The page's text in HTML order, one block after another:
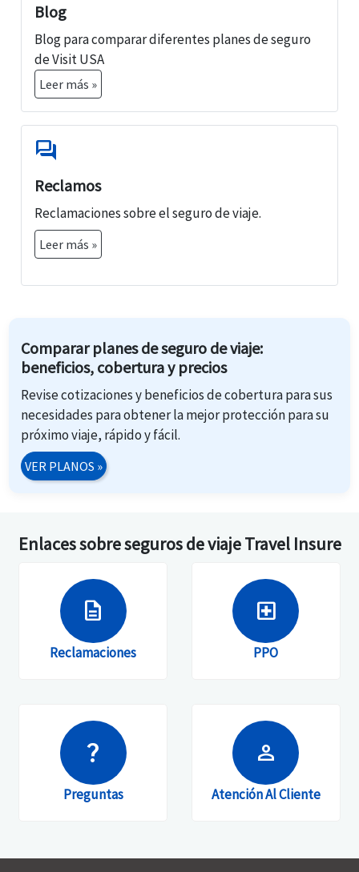
Blog
Blog para comparar diferentes planes de seguro
de Visit USA
Leer más »
forum
Reclamos
Reclamaciones sobre el seguro de viaje.
Leer más »
Comparar planes de seguro de viaje:
beneficios, cobertura y precios
Revise cotizaciones y beneficios de cobertura para sus
necesidades para obtener la mejor protección para su
próximo viaje, rápido y fácil.
VER PLANOS »
Enlaces sobre seguros de viaje Travel Insure
description
Reclamaciones
local_hospital
PPO
question_mark
Preguntas
person
Atención Al Cliente